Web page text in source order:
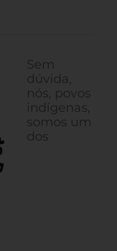
Sem
dúvida,
nós, povos
indígenas,
somos um
dos